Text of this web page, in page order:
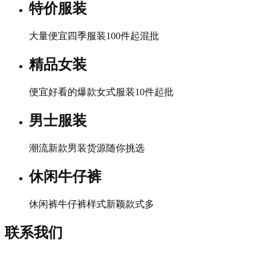
特价服装
大量便宜四季服装100件起混批
精品女装
便宜好看的爆款女式服装10件起批
男士服装
潮流新款男装货源随你挑选
休闲牛仔裤
休闲裤牛仔裤样式新颖款式多
联系我们